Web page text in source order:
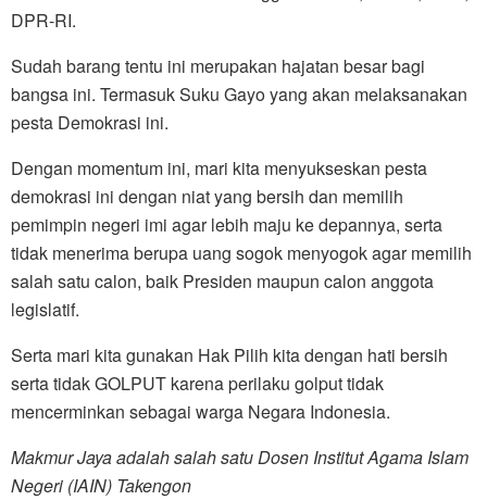
DPR-RI.
Sudah barang tentu ini merupakan hajatan besar bagi
bangsa ini. Termasuk Suku Gayo yang akan melaksanakan
pesta Demokrasi ini.
Dengan momentum ini, mari kita menyukseskan pesta
demokrasi ini dengan niat yang bersih dan memilih
pemimpin negeri imi agar lebih maju ke depannya, serta
tidak menerima berupa uang sogok menyogok agar memilih
salah satu calon, baik Presiden maupun calon anggota
legislatif.
Serta mari kita gunakan Hak Pilih kita dengan hati bersih
serta tidak GOLPUT karena perilaku golput tidak
mencerminkan sebagai warga Negara Indonesia.
Makmur Jaya adalah salah satu Dosen Institut Agama Islam
Negeri (IAIN) Takengon